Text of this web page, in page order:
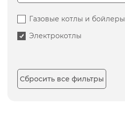
Газовые котлы и бойлеры
Электрокотлы
Сбросить все фильтры